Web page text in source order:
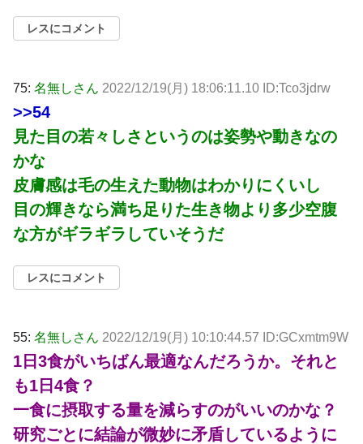
レスにコメント
75: 名無しさん 2022/12/19(月) 18:06:11.10 ID:Tco3jdrw
>>54
見た目の若々しさというのは姿勢や動きなの
かな
皮膚感は毛の生えた動物はわかりにくいし
目の輝きなら満ち足りた生き物より多少空腹
な方がギラギラしていそうだ
レスにコメント
55: 名無しさん 2022/12/19(月) 10:10:44.57 ID:GCxmtm9W
1日3食がいちばん最適なんだろうか。それと
も1日4食？
一食に摂取する量を減らすのがいいのかな？
研究ごとに結論が微妙に矛盾しているように